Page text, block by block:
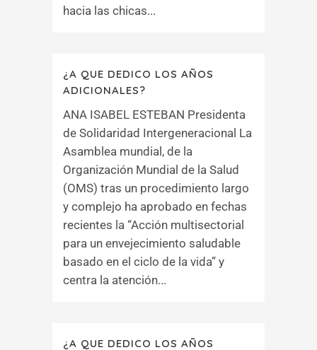
hacia las chicas...
¿A QUE DEDICO LOS AÑOS
ADICIONALES?
ANA ISABEL ESTEBAN Presidenta
de Solidaridad Intergeneracional La
Asamblea mundial, de la
Organización Mundial de la Salud
(OMS) tras un procedimiento largo
y complejo ha aprobado en fechas
recientes la “Acción multisectorial
para un envejecimiento saludable
basado en el ciclo de la vida” y
centra la atención...
¿A QUE DEDICO LOS AÑOS